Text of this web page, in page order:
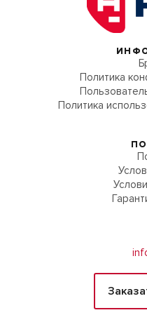
Политика
Политика